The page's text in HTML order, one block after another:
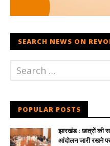
SEARCH NEWS ON
POPULAR POSTS
झारखंड : छात्रों की
आंदोलन जारी रखने